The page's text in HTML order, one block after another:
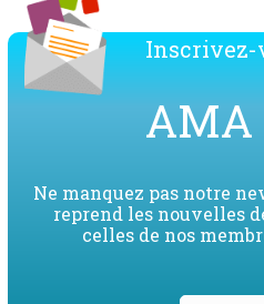
Inscrivez-
AMA
Ne manquez pas notre
reprend les nouvelles
celles de nos